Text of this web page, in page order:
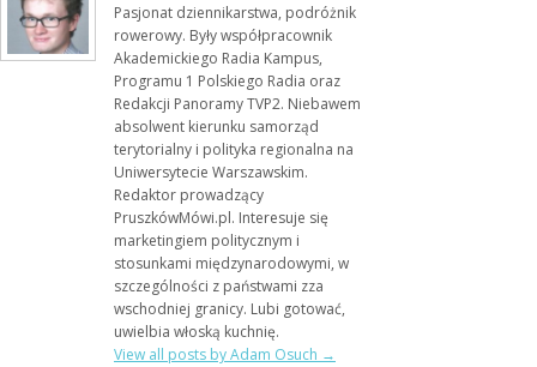
Pasjonat dziennikarstwa, podróżnik
rowerowy. Były współpracownik
Akademickiego Radia Kampus,
Programu 1 Polskiego Radia oraz
Redakcji Panoramy TVP2. Niebawem
absolwent kierunku samorząd
terytorialny i polityka regionalna na
Uniwersytecie Warszawskim.
Redaktor prowadzący
PruszkówMówi.pl. Interesuje się
marketingiem politycznym i
stosunkami międzynarodowymi, w
szczególności z państwami zza
wschodniej granicy. Lubi gotować,
uwielbia włoską kuchnię.
View all posts by Adam Osuch →